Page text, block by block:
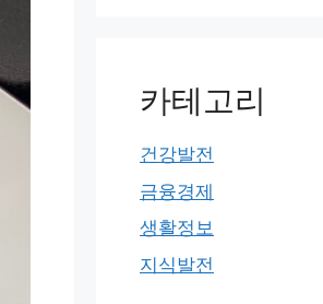
카테고리
건강발전
금융경제
생활정보
지식발전